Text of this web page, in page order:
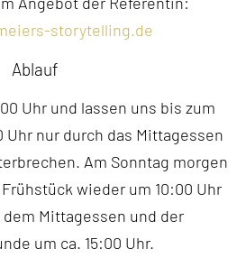
storytelling.de
Ablauf
Uhr und lassen uns bis zum
Uhr nur durch das Mittagessen
Am Sonntag morgen
wieder um 10:00 Uhr
Mittagessen und der
um ca. 15:00 Uhr.